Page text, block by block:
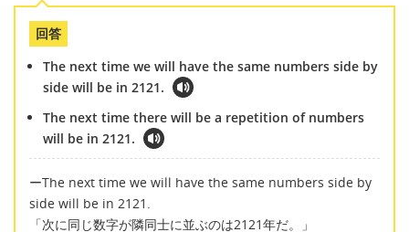
回答
The next time we will have the same numbers side by
side will be in 2121.
The next time there will be a repetition of numbers
will be in 2121.
ーThe next time we will have the same numbers side by
side will be in 2121.
「次に同じ数字が隣同士に並ぶのは2121年だ。」